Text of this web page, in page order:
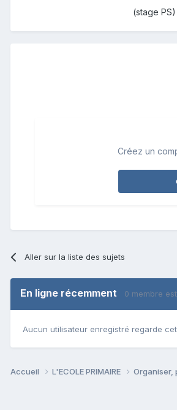
(stage PS)
Créez un
Aller sur la liste des sujets
En ligne récemment 0 membre
Aucun utilisateur enregistré regarde
Accueil L'ECOLE PRIMAIRE Organiser,